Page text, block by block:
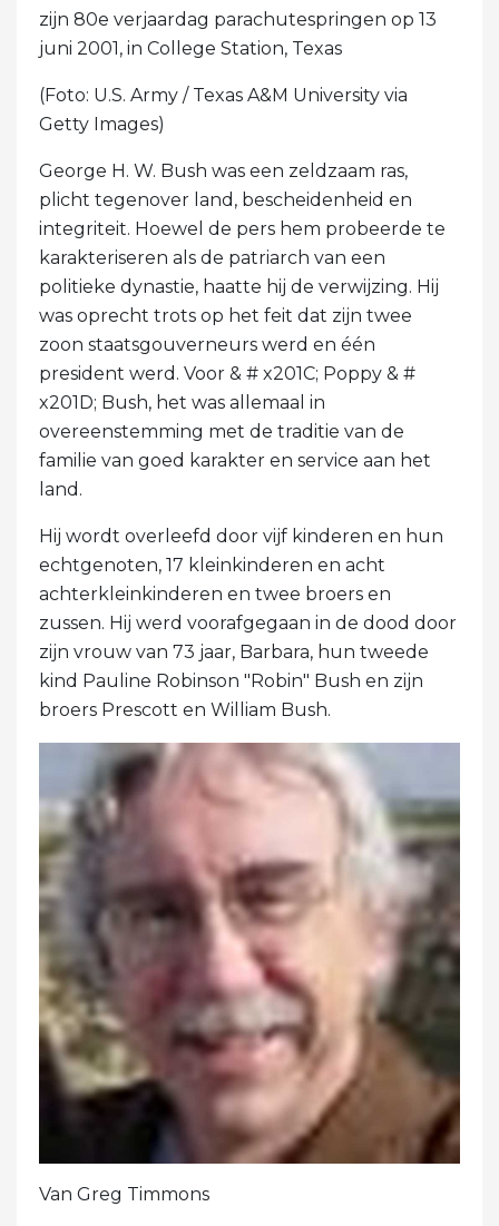
zijn 80e verjaardag parachutespringen op 13
juni 2001, in College Station, Texas
(Foto: U.S. Army / Texas A&M University via
Getty Images)
George H. W. Bush was een zeldzaam ras,
plicht tegenover land, bescheidenheid en
integriteit. Hoewel de pers hem probeerde te
karakteriseren als de patriarch van een
politieke dynastie, haatte hij de verwijzing. Hij
was oprecht trots op het feit dat zijn twee
zoon staatsgouverneurs werd en één
president werd. Voor & # x201C; Poppy & #
x201D; Bush, het was allemaal in
overeenstemming met de traditie van de
familie van goed karakter en service aan het
land.
Hij wordt overleefd door vijf kinderen en hun
echtgenoten, 17 kleinkinderen en acht
achterkleinkinderen en twee broers en
zussen. Hij werd voorafgegaan in de dood door
zijn vrouw van 73 jaar, Barbara, hun tweede
kind Pauline Robinson "Robin" Bush en zijn
broers Prescott en William Bush.
Van Greg Timmons